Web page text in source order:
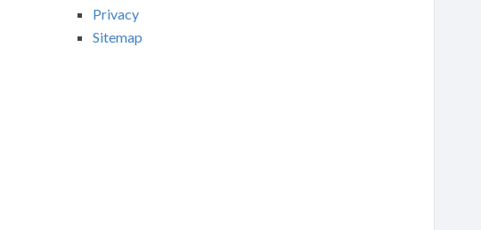
Privacy
Sitemap